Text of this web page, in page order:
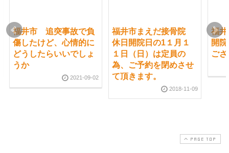
福井市 追突事故で負
傷したけど、心情的に
どうしたらいいでしょ
うか
2021-09-02
福井市まえだ接骨院
休日開院日の1１月１
１日（日）は定員の
為、ご予約を閉めさせ
て頂きます。
2018-11-09
福
開
ご
PAGE TOP